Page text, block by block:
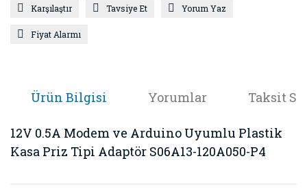
Karşılaştır Tavsiye Et Yorum Yaz
Fiyat Alarmı
Ürün Bilgisi Yorumlar Taksit
12V 0.5A Modem ve Arduino Uyumlu Plastik
Kasa Priz Tipi Adaptör S06A13-120A050-P4